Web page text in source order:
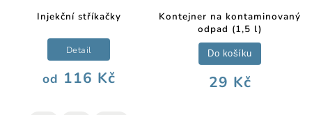
Injekční stříkačky
od 116 Kč
Detail
Kontejner na kontaminovaný
odpad (1,5 l)
29 Kč
Do košíku